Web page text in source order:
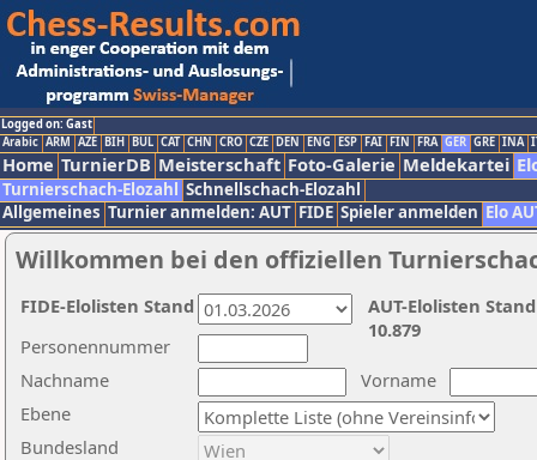
Logged on: Gast
Arabic ARM AZE BIH BUL CAT CHN CRO CZE DEN ENG ESP FAI FIN FRA GER GRE INA
Home TurnierDB Meisterschaft Foto-Galerie Meldekartei
Turnierschach-Elozahl Schnellschach-Elozahl
Allgemeines Turnier anmelden: AUT FIDE Spieler anmelden Elo
Willkommen bei den offiziellen
Nachname
Vorname
Ebene
Personennummer
Bundesland
AUT-Elolisten
10.879
FIDE-Elolisten Stand